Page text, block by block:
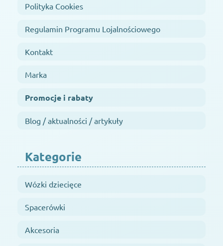
Polityka Cookies
Regulamin Programu Lojalnościowego
Kontakt
Marka
Promocje i rabaty
Blog / aktualności / artykuły
Kategorie
Wózki dziecięce
Spacerówki
Akcesoria